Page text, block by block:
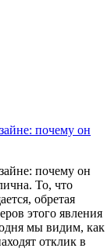
почему он
почему он
То, что
обретая
этого явления
мы видим, как
отклик в